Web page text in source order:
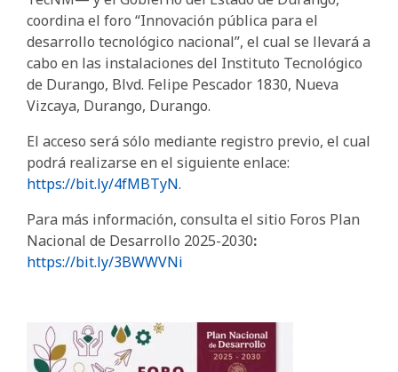
coordina el foro “Innovación pública para el
desarrollo tecnológico nacional”, el cual se llevará a
cabo en las instalaciones del Instituto Tecnológico
de Durango, Blvd. Felipe Pescador 1830, Nueva
Vizcaya, Durango, Durango.
El acceso será sólo mediante registro previo, el cual
podrá realizarse en el siguiente enlace:
https://bit.ly/4fMBTyN.
Para más información, consulta el sitio Foros Plan
Nacional de Desarrollo 2025-2030:
https://bit.ly/3BWWVNi